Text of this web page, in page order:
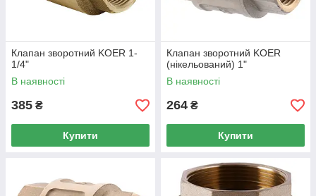
Клапан зворотний KOER 1-
1/4"
В наявності
385 ₴
Купити
Клапан зворотний KOER
(нікельований) 1"
В наявності
264 ₴
Купити